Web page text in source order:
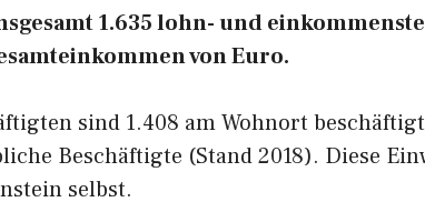
1.635 lohn- und
von Euro.
sind 1.408 am Wohnort
Beschäftigte (Stand 2018). Diese
selbst.